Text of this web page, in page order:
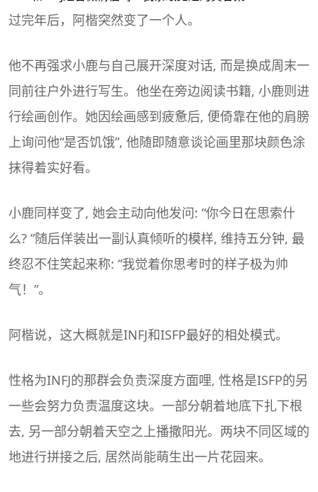
过完年后，阿楷突然变了一个人。
他不再强求小鹿与自己展开深度对话, 而是换成周末一
同前往户外进行写生。他坐在旁边阅读书籍, 小鹿则进
行绘画创作。她因绘画感到疲惫后, 便倚靠在他的肩膀
上询问他“是否饥饿”, 他随即随意谈论画里那块颜色涂
抹得着实好看。
小鹿同样变了, 她会主动向他发问: “你今日在思索什
么? ”随后佯装出一副认真倾听的模样, 维持五分钟, 最
终忍不住笑起来称: “我觉着你思考时的样子极为帅
气！”。
阿楷说，这大概就是INFJ和ISFP最好的相处模式。
性格为INFJ的那群会负责深度方面哩, 性格是ISFP的另
一些会努力负责温度这块。一部分朝着地底下扎下根
去, 另一部分朝着天空之上播撒阳光。两块不同区域的
地进行拼接之后, 居然尚能萌生出一片花园来。